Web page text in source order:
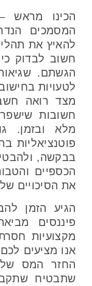
הכינו מראש
המסמכים
להאיץ את
חשוב לבדוק כי
הגשתם.
לטעויות
מצד רואה
חשובות
מלא ובזמן.
פוטנציאליות
בבקשה,
הכספיים
את הסיכויים
הגיע הזמן
פיננסים
מקצועיות
אנו מציעים
החזר המס
שתבטיח